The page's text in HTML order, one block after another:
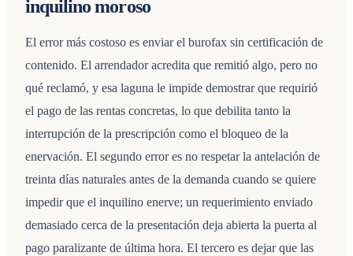
inquilino moroso
El error más costoso es enviar el burofax sin certificación de
contenido. El arrendador acredita que remitió algo, pero no
qué reclamó, y esa laguna le impide demostrar que requirió
el pago de las rentas concretas, lo que debilita tanto la
interrupción de la prescripción como el bloqueo de la
enervación. El segundo error es no respetar la antelación de
treinta días naturales antes de la demanda cuando se quiere
impedir que el inquilino enerve; un requerimiento enviado
demasiado cerca de la presentación deja abierta la puerta al
pago paralizante de última hora. El tercero es dejar que las